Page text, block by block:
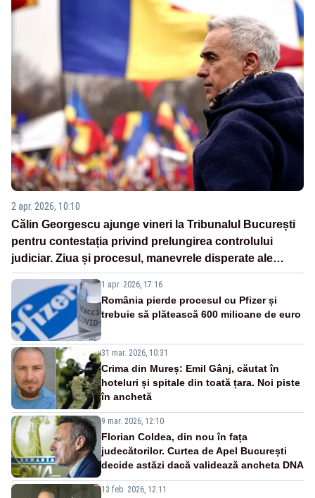
2 apr. 2026, 10:10
Călin Georgescu ajunge vineri la Tribunalul București
pentru contestația privind prelungirea controlului
judiciar. Ziua și procesul, manevrele disperate ale
Sistemului
1 apr. 2026, 17:16
România pierde procesul cu Pfizer și
trebuie să plătească 600 milioane de euro
31 mar. 2026, 10:31
Crima din Mureș: Emil Gânj, căutat în
hoteluri și spitale din toată țara. Noi piste
în anchetă
9 mar. 2026, 12:10
Florian Coldea, din nou în fața
judecătorilor. Curtea de Apel București
decide astăzi dacă validează ancheta DNA
13 feb. 2026, 12:11